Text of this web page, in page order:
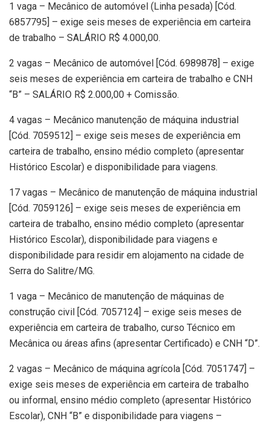
1 vaga – Mecânico de automóvel (Linha pesada) [Cód.
6857795] – exige seis meses de experiência em carteira
de trabalho – SALÁRIO R$ 4.000,00.
2 vagas – Mecânico de automóvel [Cód. 6989878] – exige
seis meses de experiência em carteira de trabalho e CNH
“B” – SALÁRIO R$ 2.000,00 + Comissão.
4 vagas – Mecânico manutenção de máquina industrial
[Cód. 7059512] – exige seis meses de experiência em
carteira de trabalho, ensino médio completo (apresentar
Histórico Escolar) e disponibilidade para viagens.
17 vagas – Mecânico de manutenção de máquina industrial
[Cód. 7059126] – exige seis meses de experiência em
carteira de trabalho, ensino médio completo (apresentar
Histórico Escolar), disponibilidade para viagens e
disponibilidade para residir em alojamento na cidade de
Serra do Salitre/MG.
1 vaga – Mecânico de manutenção de máquinas de
construção civil [Cód. 7057124] – exige seis meses de
experiência em carteira de trabalho, curso Técnico em
Mecânica ou áreas afins (apresentar Certificado) e CNH “D”.
2 vagas – Mecânico de máquina agrícola [Cód. 7051747] –
exige seis meses de experiência em carteira de trabalho
ou informal, ensino médio completo (apresentar Histórico
Escolar), CNH “B” e disponibilidade para viagens –